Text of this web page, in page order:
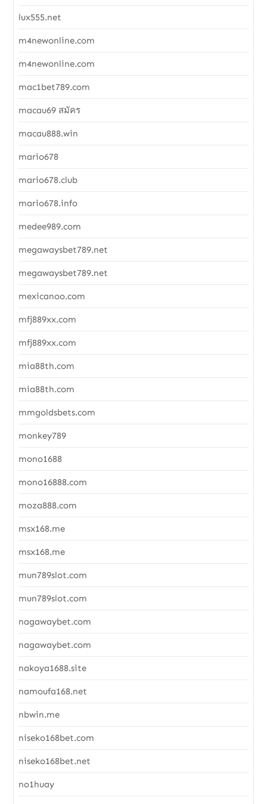
lux555.net
m4newonline.com
m4newonline.com
mac1bet789.com
macau69 สมัคร
macau888.win
mario678
mario678.club
mario678.info
medee989.com
megawaysbet789.net
megawaysbet789.net
mexicanoo.com
mfj889xx.com
mfj889xx.com
mia88th.com
mia88th.com
mmgoldsbets.com
monkey789
mono1688
mono16888.com
moza888.com
msx168.me
msx168.me
mun789slot.com
mun789slot.com
nagawaybet.com
nagawaybet.com
nakoya1688.site
namoufa168.net
nbwin.me
niseko168bet.com
niseko168bet.net
no1huay